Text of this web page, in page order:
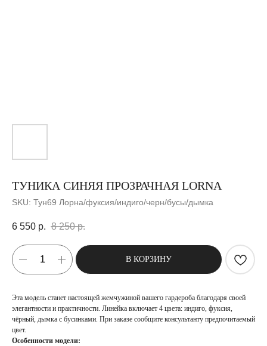
ТУНИКА СИНЯЯ ПРОЗРАЧНАЯ LORNA
SKU: Тун69 Лорна/фуксия/индиго/черн/бусы/дымка
6 550 р. 8 250 р.
В КОРЗИНУ
Эта модель станет настоящей жемчужиной вашего гардероба благодаря своей
элегантности и практичности. Линейка включает 4 цвета: индиго, фуксия,
чёрный, дымка с бусинками. При заказе сообщите консультанту предпочитаемый
цвет.
Особенности модели: